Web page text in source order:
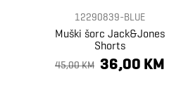
12290839-BLUE
Muški šorc Jack&Jones
Shorts
45,00 KM 36,00 KM